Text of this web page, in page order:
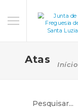
Atas Início